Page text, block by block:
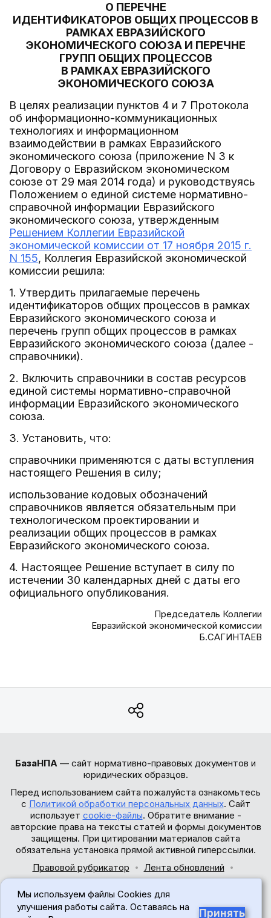
О ПЕРЕЧНЕ
ИДЕНТИФИКАТОРОВ ОБЩИХ ПРОЦЕССОВ В
РАМКАХ ЕВРАЗИЙСКОГО
ЭКОНОМИЧЕСКОГО СОЮЗА И ПЕРЕЧНЕ
ГРУПП ОБЩИХ ПРОЦЕССОВ
В РАМКАХ ЕВРАЗИЙСКОГО
ЭКОНОМИЧЕСКОГО СОЮЗА
В целях реализации пунктов 4 и 7 Протокола
об информационно-коммуникационных
технологиях и информационном
взаимодействии в рамках Евразийского
экономического союза (приложение N 3 к
Договору о Евразийском экономическом
союзе от 29 мая 2014 года) и руководствуясь
Положением о единой системе нормативно-
справочной информации Евразийского
экономического союза, утвержденным
Решением Коллегии Евразийской
экономической комиссии от 17 ноября 2015 г.
N 155, Коллегия Евразийской экономической
комиссии решила:
1. Утвердить прилагаемые перечень
идентификаторов общих процессов в рамках
Евразийского экономического союза и
перечень групп общих процессов в рамках
Евразийского экономического союза (далее -
справочники).
2. Включить справочники в состав ресурсов
единой системы нормативно-справочной
информации Евразийского экономического
союза.
3. Установить, что:
справочники применяются с даты вступления
настоящего Решения в силу;
использование кодовых обозначений
справочников является обязательным при
технологическом проектировании и
реализации общих процессов в рамках
Евразийского экономического союза.
4. Настоящее Решение вступает в силу по
истечении 30 календарных дней с даты его
официального опубликования.
Председатель Коллегии
Евразийской экономической комиссии
Б.САГИНТАЕВ
БазаНПА — сайт нормативно-правовых документов и
юридических образцов.
Перед использованием сайта пожалуйста ознакомьтесь
с Политикой обработки персональных данных. Сайт
использует cookie-файлы. Обратите внимание -
авторские права на тексты статей и формы документов
защищены. При цитировании материалов сайта
обязательна установка прямой активной гиперссылки.
Правовой рубрикатор
Лента обновлений
© 2017-2026
Мы используем файлы Cookies для
улучшения работы сайта. Оставаясь на
Принять